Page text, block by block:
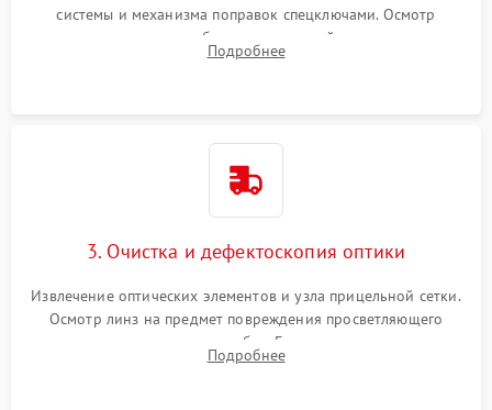
системы и механизма поправок спецключами. Осмотр
внутренних резьбовых соединений, пружин и
уплотнительных колец. Поиск причин люфта, смещения
Подробнее
3. Очистка и дефектоскопия оптики
Извлечение оптических элементов и узла прицельной сетки.
Осмотр линз на предмет повреждения просветляющего
покрытия или появления грибка. Бережная очистка стекол
спецрастворами. Проверка целостности гравированной
Подробнее